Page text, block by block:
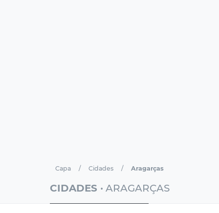
CIDADES • ARAGARÇAS
Capa Cidades Aragarças